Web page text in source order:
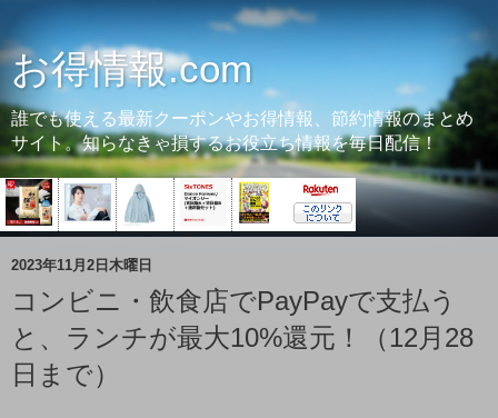
お得情報.com
誰でも使える最新クーポンやお得情報、節約情報のまとめ
サイト。知らなきゃ損するお役立ち情報を毎日配信！
2023年11月2日木曜日
コンビニ・飲食店でPayPayで支払う
と、ランチが最大10%還元！（12月28
日まで）